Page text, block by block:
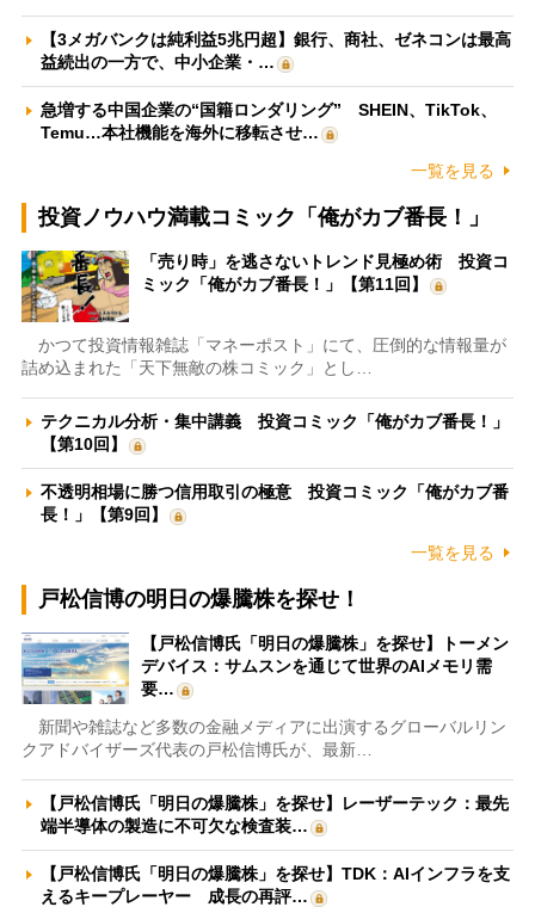
【3メガバンクは純利益5兆円超】銀行、商社、ゼネコンは最高
益続出の一方で、中小企業・…
急増する中国企業の“国籍ロンダリング” SHEIN、TikTok、
Temu…本社機能を海外に移転させ…
一覧を見る
投資ノウハウ満載コミック「俺がカブ番長！」
「売り時」を逃さないトレンド見極め術 投資コ
ミック「俺がカブ番長！」【第11回】
かつて投資情報雑誌「マネーポスト」にて、圧倒的な情報量が
詰め込まれた「天下無敵の株コミック」とし…
テクニカル分析・集中講義 投資コミック「俺がカブ番長！」
【第10回】
不透明相場に勝つ信用取引の極意 投資コミック「俺がカブ番
長！」【第9回】
一覧を見る
戸松信博の明日の爆騰株を探せ！
【戸松信博氏「明日の爆騰株」を探せ】トーメン
デバイス：サムスンを通じて世界のAIメモリ需
要…
新聞や雑誌など多数の金融メディアに出演するグローバルリン
クアドバイザーズ代表の戸松信博氏が、最新…
【戸松信博氏「明日の爆騰株」を探せ】レーザーテック：最先
端半導体の製造に不可欠な検査装…
【戸松信博氏「明日の爆騰株」を探せ】TDK：AIインフラを支
えるキープレーヤー 成長の再評…